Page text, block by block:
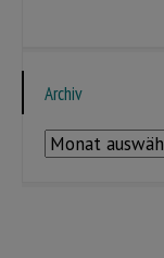
Archiv
Archiv